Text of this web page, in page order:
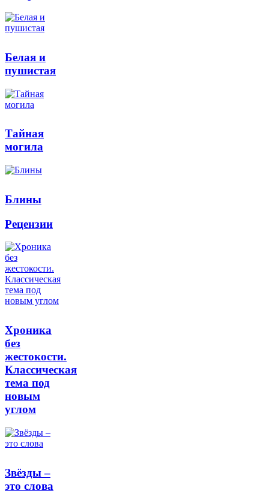
Белая и
пушистая
Тайная
могила
Блины
Рецензии
Хроника
без
жестокости.
Классическая
тема под
новым
углом
Звёзды –
это слова